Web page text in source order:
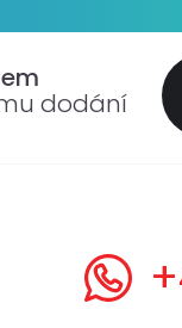
dodání